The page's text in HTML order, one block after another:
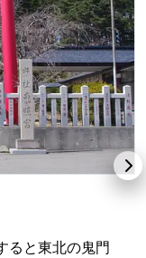
ると東北の鬼門